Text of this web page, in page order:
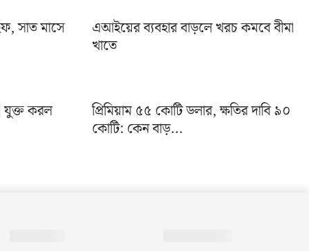
সাত মাসে
এআইয়ের ব্যবহার বাড়লে খরচ কমবে বীমা
খাতে
যুক্ত করল
প্রিমিয়াম ৫৫ কোটি ডলার, ক্ষতির দাবি ৯০
কোটি: কেন বাড়...